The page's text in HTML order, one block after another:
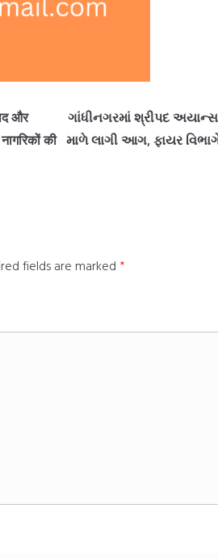
और
की
ગાંધીનગરમાં શ્રીપદ
માળે લાગી આગ, ફાયર
fields are marked *